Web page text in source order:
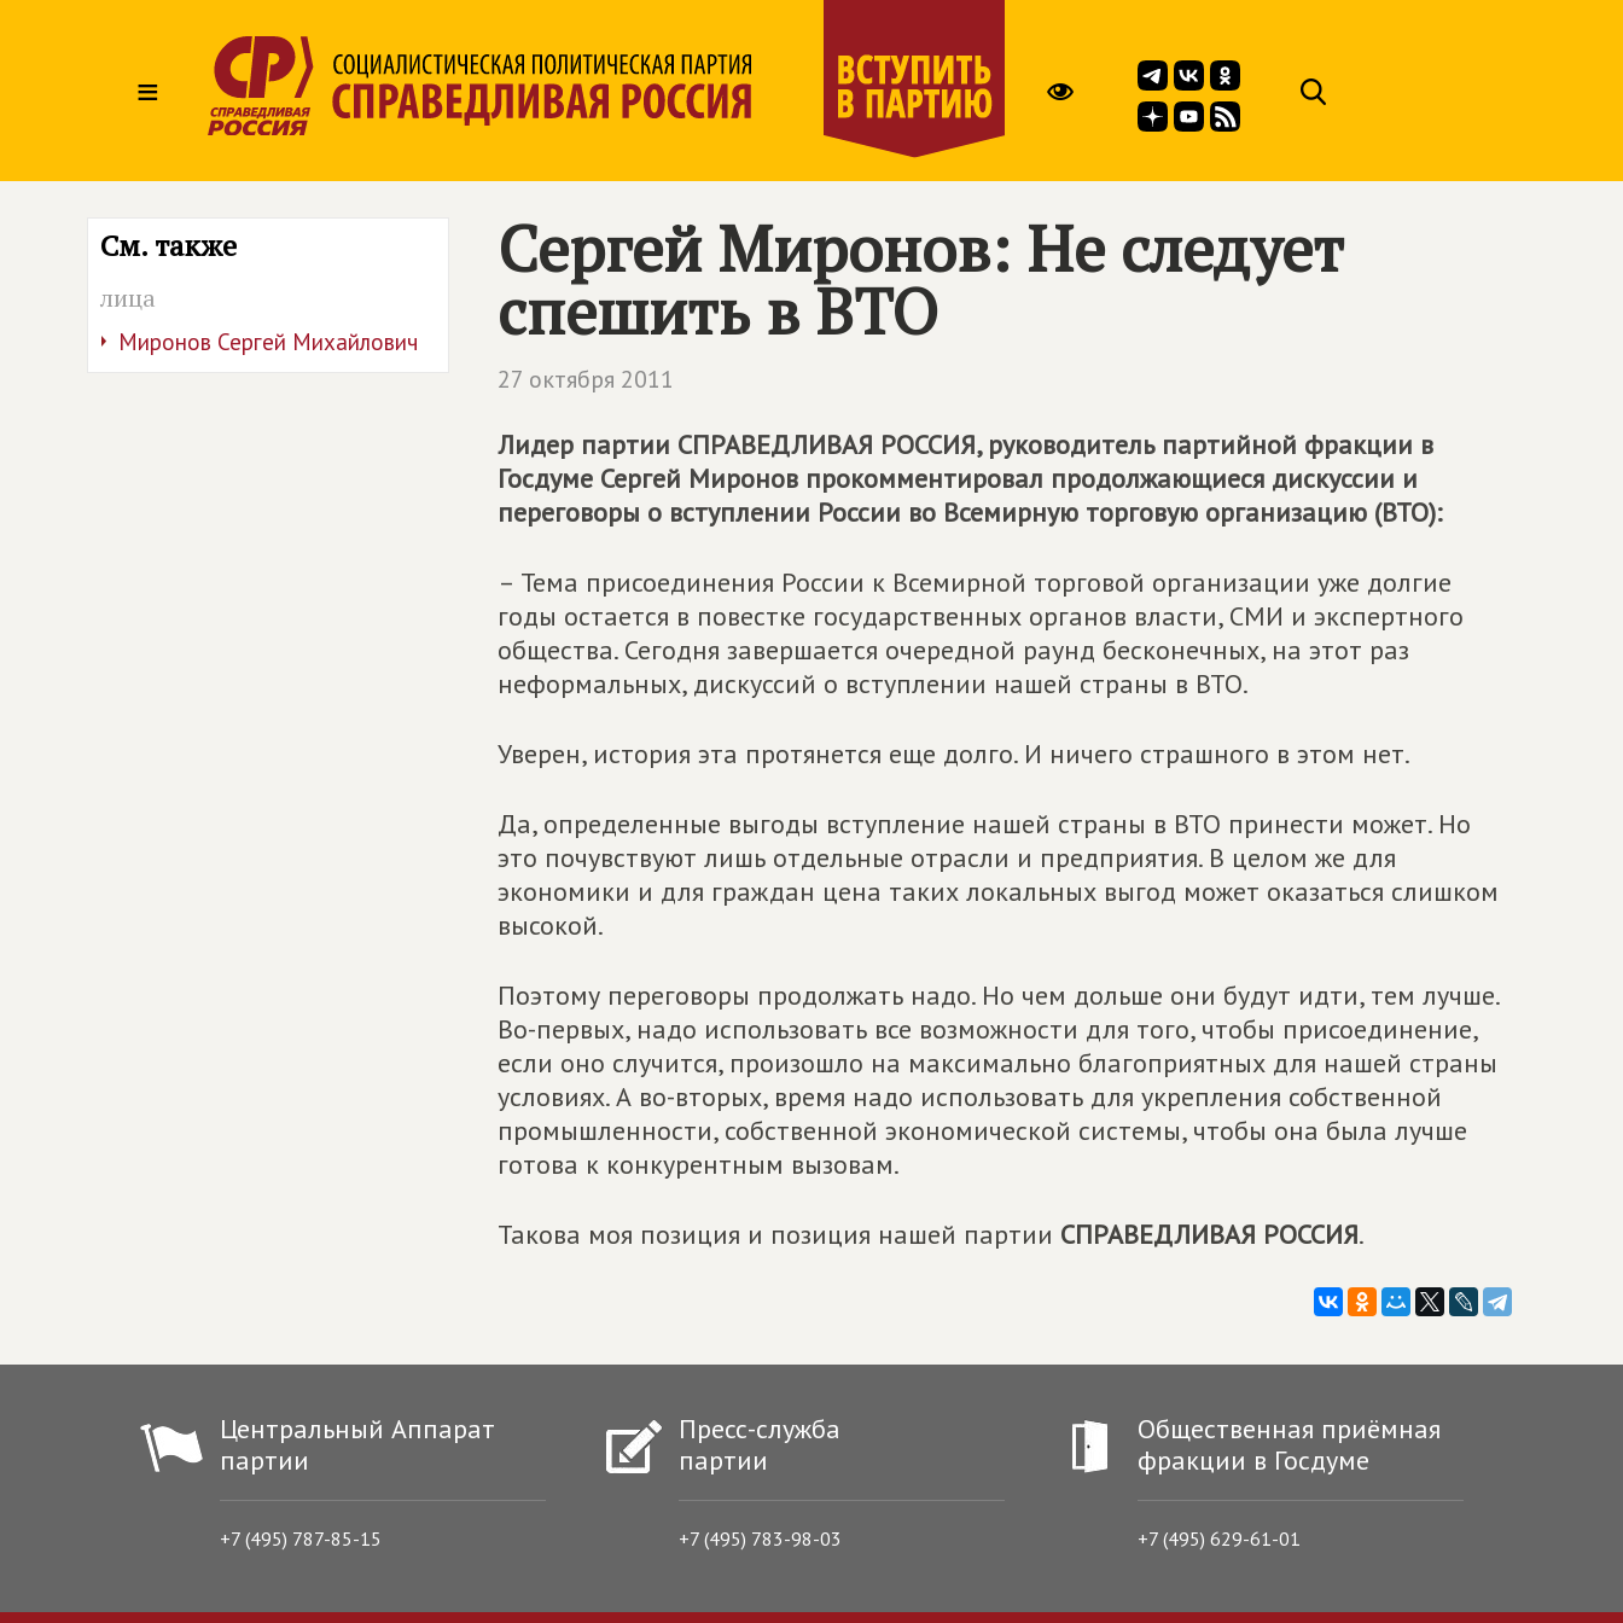
≡
См. также
лица
Миронов Сергей Михайлович
Сергей Миронов: Не следует
спешить в ВТО
27 октября 2011
Лидер партии СПРАВЕДЛИВАЯ РОССИЯ, руководитель партийной фракции в
Госдуме Сергей Миронов прокомментировал продолжающиеся дискуссии и
переговоры о вступлении России во Всемирную торговую организацию (ВТО):
– Тема присоединения России к Всемирной торговой организации уже долгие
годы остается в повестке государственных органов власти, СМИ и экспертного
общества. Сегодня завершается очередной раунд бесконечных, на этот раз
неформальных, дискуссий о вступлении нашей страны в ВТО.
Уверен, история эта протянется еще долго. И ничего страшного в этом нет.
Да, определенные выгоды вступление нашей страны в ВТО принести может. Но
это почувствуют лишь отдельные отрасли и предприятия. В целом же для
экономики и для граждан цена таких локальных выгод может оказаться слишком
высокой.
Поэтому переговоры продолжать надо. Но чем дольше они будут идти, тем лучше.
Во-первых, надо использовать все возможности для того, чтобы присоединение,
если оно случится, произошло на максимально благоприятных для нашей страны
условиях. А во-вторых, время надо использовать для укрепления собственной
промышленности, собственной экономической системы, чтобы она была лучше
готова к конкурентным вызовам.
Такова моя позиция и позиция нашей партии СПРАВЕДЛИВАЯ РОССИЯ.
Центральный Аппарат
партии
+7 (495) 787-85-15
Пресс-служба
партии
+7 (495) 783-98-03
Общественная приёмная
фракции в Госдуме
+7 (495) 629-61-01